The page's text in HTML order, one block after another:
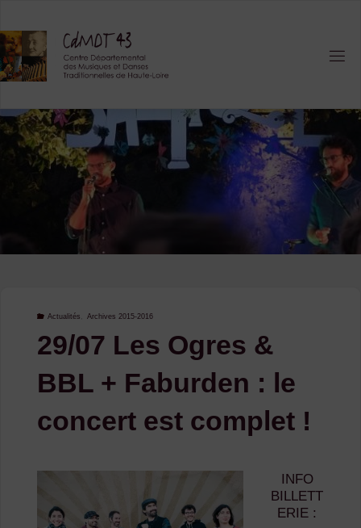
content
Actualités Archives 2015-2016
29/07 Les Ogres &
BBL + Faburden : le
concert est complet !
INFO
BILLETT
ERIE :